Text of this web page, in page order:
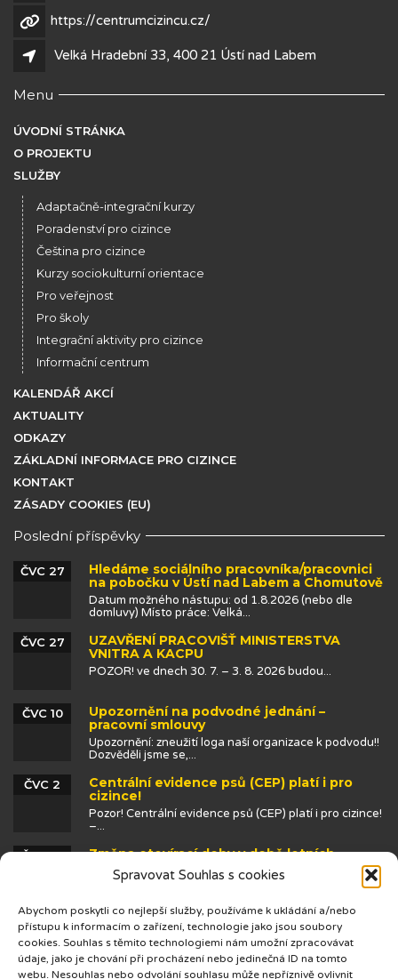
Spravovat Souhlas s cookies
Abychom poskytli co nejlepší služby, používáme k ukládání a/nebo
přístupu k informacím o zařízení, technologie jako jsou soubory
cookies. Souhlas s těmito technologiemi nám umožní zpracovávat
údaje, jako je chování při procházení nebo jedinečná ID na tomto
webu. Nesouhlas nebo odvolání souhlasu může nepříznivě ovlivnit
https://centrumcizincu.cz/
Velká Hradební 33, 400 21 Ústí nad Labem
Menu
ÚVODNÍ STRÁNKA
O PROJEKTU
SLUŽBY
Adaptačně-integrační kurzy
Poradenství pro cizince
Čeština pro cizince
Kurzy sociokulturní orientace
Pro veřejnost
Pro školy
Integrační aktivity pro cizince
Informační centrum
KALENDÁŘ AKCÍ
AKTUALITY
ODKAZY
ZÁKLADNÍ INFORMACE PRO CIZINCE
KONTAKT
ZÁSADY COOKIES (EU)
Poslední příspěvky
Hledáme sociálního pracovníka/pracovnici
na pobočku v Ústí nad Labem a Chomutově
ČVC 27
Datum možného nástupu: od 1.8.2026 (nebo dle
domluvy) Místo práce: Velká...
UZAVŘENÍ PRACOVIŠŤ MINISTERSTVA
VNITRA A KACPU
ČVC 27
POZOR! ve dnech 30. 7. – 3. 8. 2026 budou...
Upozornění na podvodné jednání –
pracovní smlouvy
ČVC 10
Upozornění: zneužití loga naší organizace k podvodu!!
Dozvěděli jsme se,...
Centrální evidence psů (CEP) platí i pro
cizince!
ČVC 2
Pozor! Centrální evidence psů (CEP) platí i pro cizince!
–...
Změna otevírací doby v době letních
prázdnin
ČVN 25